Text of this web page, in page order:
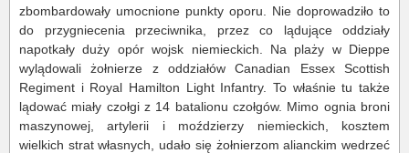
zbombardowały umocnione punkty oporu. Nie doprowadziło to
do przygniecenia przeciwnika, przez co lądujące oddziały
napotkały duży opór wojsk niemieckich. Na plaży w Dieppe
wylądowali żołnierze z oddziałów Canadian Essex Scottish
Regiment i Royal Hamilton Light Infantry. To właśnie tu także
lądować miały czołgi z 14 batalionu czołgów. Mimo ognia broni
maszynowej, artylerii i moździerzy niemieckich, kosztem
wielkich strat własnych, udało się żołnierzom alianckim wedrzeć